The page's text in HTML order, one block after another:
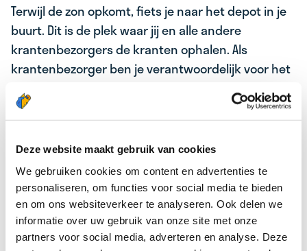
Deze website maakt gebruik van cookies
We gebruiken cookies om content en advertenties te
personaliseren, om functies voor social media te bieden
en om ons websiteverkeer te analyseren. Ook delen we
informatie over uw gebruik van onze site met onze
partners voor social media, adverteren en analyse. Deze
Terwijl de zon opkomt, fiets je naar het depot in je
buurt. Dit is de plek waar jij en alle andere
krantenbezorgers de kranten ophalen. Als
krantenbezorger ben je verantwoordelijk voor het
tijdig bezorgen van de kranten bij abonnees.
Bij de start van je bezorgavontuur ontvang je een
waarmee je direct digitaal toegang hebt tot al
jouw bezorgwijken zodra je inlogt op het toestel.
Het functioneert als een soort digitale looplijst
waarop je de adressen van de abonnees in jouw
bezorggebied kunt vinden.